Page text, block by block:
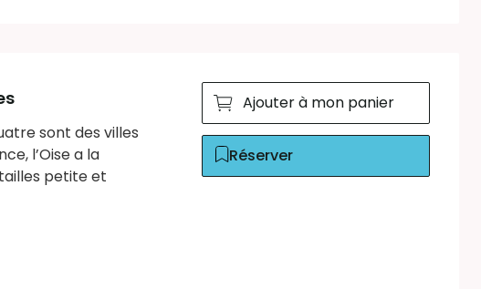
sont des villes
l’Oise a la
petite et
Ajouter à mon panier
Réserver